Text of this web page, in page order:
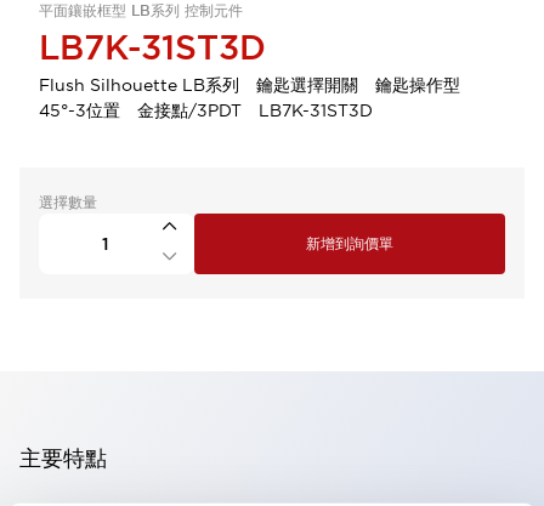
平面鑲嵌框型 LB系列 控制元件
LB7K-31ST3D
Flush Silhouette LB系列 鑰匙選擇開關 鑰匙操作型
45°-3位置 金接點/3PDT LB7K-31ST3D
選擇數量
新增到詢價單
主要特點